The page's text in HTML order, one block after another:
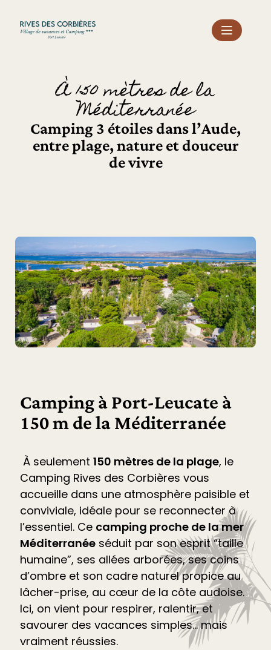
À 150 mètres de la
Méditerranée
Camping 3 étoiles dans l’Aude,
entre plage, nature et douceur
de vivre
Camping à Port-Leucate à
150 m de la Méditerranée
À seulement150 mètres de la plage, le
Camping Rives des Corbières vous
accueille dans une atmosphère paisible et
conviviale, idéale pour se reconnecter à
l’essentiel. Ce camping proche de la mer
Méditerranée séduit par son esprit “taille
humaine”, ses allées arborées, ses coins
d’ombre et son cadre naturel propice au
lâcher-prise, au cœur de la côte audoise.
Ici, on vient pour respirer, ralentir, et
savourer des vacances simples… mais
vraiment réussies.